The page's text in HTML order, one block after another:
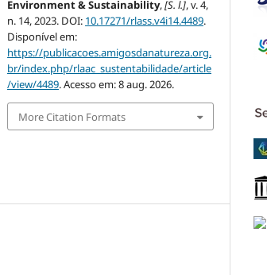
Environment & Sustainability,[S. l.], v. 4,
n. 14, 2023. DOI: 10.17271/rlass.v4i14.4489.
Disponível em:
https://publicacoes.amigosdanatureza.org.
br/index.php/rlaac_sustentabilidade/article
/view/4489. Acesso em: 8 aug. 2026.
More Citation Formats